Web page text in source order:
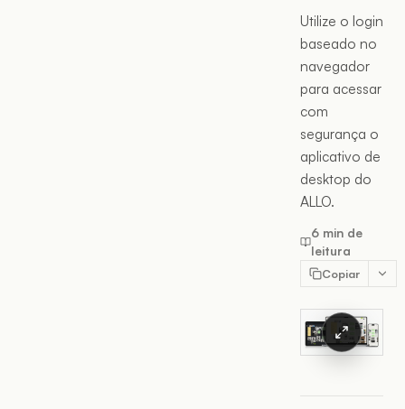
Utilize o login
baseado no
navegador
para acessar
com
segurança o
aplicativo de
desktop do
ALLO.
6 min de
leitura
Copiar